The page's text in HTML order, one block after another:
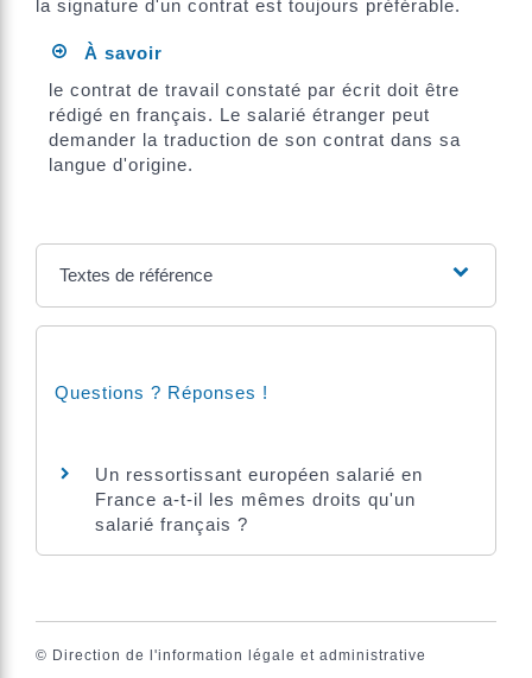
la signature d'un contrat est toujours préférable.
À savoir
le contrat de travail constaté par écrit doit être
rédigé en français. Le salarié étranger peut
demander la traduction de son contrat dans sa
langue d'origine.
Textes de référence
Questions ? Réponses !
Un ressortissant européen salarié en
France a-t-il les mêmes droits qu'un
salarié français ?
© Direction de l'information légale et administrative